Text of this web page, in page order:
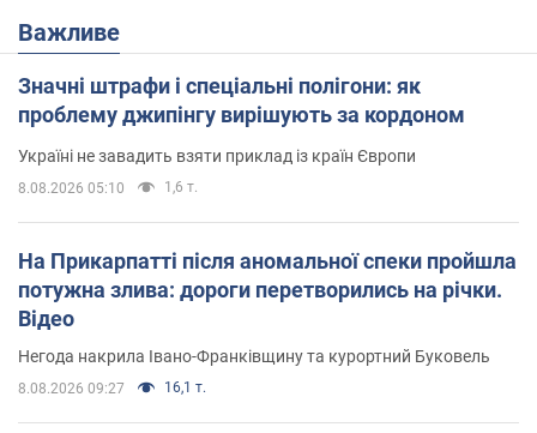
Важливе
Значні штрафи і спеціальні полігони: як
проблему джипінгу вирішують за кордоном
Україні не завадить взяти приклад із країн Європи
8.08.2026 05:10 1,6 т.
На Прикарпатті після аномальної спеки пройшла
потужна злива: дороги перетворились на річки.
Відео
Негода накрила Івано-Франківщину та курортний Буковель
8.08.2026 09:27 16,1 т.